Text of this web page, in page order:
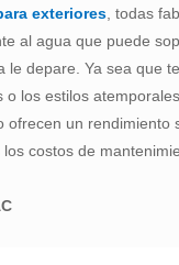
exteriores, todas
al agua que puede
le depare. Ya sea que
o los estilos
ofrecen un rendimiento
costos de